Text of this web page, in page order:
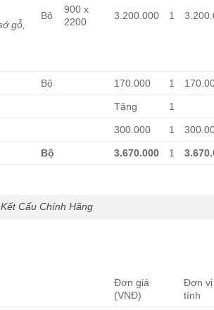
gỗ,
Bộ
900 x
2200
3.200.000 1
Bộ 170.000 1
Tặng 1
300.000 1
Bộ 3.670.000 1
Cấu Chính Hãng
Đơn giá
(VNĐ)
Đơn vị
tính